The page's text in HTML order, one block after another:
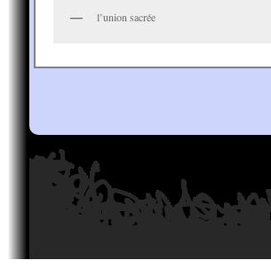
l’union sacrée